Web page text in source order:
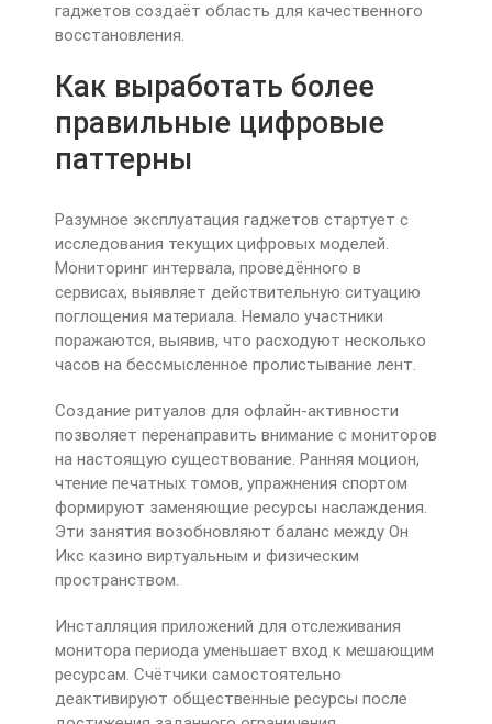
гаджетов создаёт область для качественного
восстановления.
Как выработать более
правильные цифровые
паттерны
Разумное эксплуатация гаджетов стартует с
исследования текущих цифровых моделей.
Мониторинг интервала, проведённого в
сервисах, выявляет действительную ситуацию
поглощения материала. Немало участники
поражаются, выявив, что расходуют несколько
часов на бессмысленное пролистывание лент.
Создание ритуалов для офлайн-активности
позволяет перенаправить внимание с мониторов
на настоящую существование. Ранняя моцион,
чтение печатных томов, упражнения спортом
формируют заменяющие ресурсы наслаждения.
Эти занятия возобновляют баланс между Он
Икс казино виртуальным и физическим
пространством.
Инсталляция приложений для отслеживания
монитора периода уменьшает вход к мешающим
ресурсам. Счётчики самостоятельно
деактивируют общественные ресурсы после